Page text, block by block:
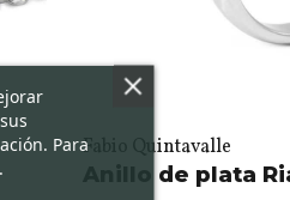
Fabio Quintavalle
Anillo de plata
Para